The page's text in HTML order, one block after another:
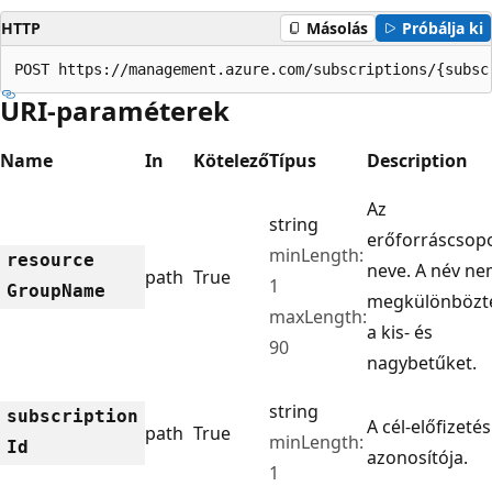
HTTP Másolás Próbálja ki
POST https://management.azure.com/subscriptions/
URI-paraméterek
Name In KötelezőTípus Description
resource
GroupName
path True
string
minLength:
1
maxLength:
90
Az
neve. A név
a kis- és
nagybetűket.
subscription
Id
path True
string
minLength:
1
A cél-előfizetés
azonosítója.